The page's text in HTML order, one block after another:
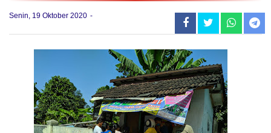
Senin, 19 Oktober 2020